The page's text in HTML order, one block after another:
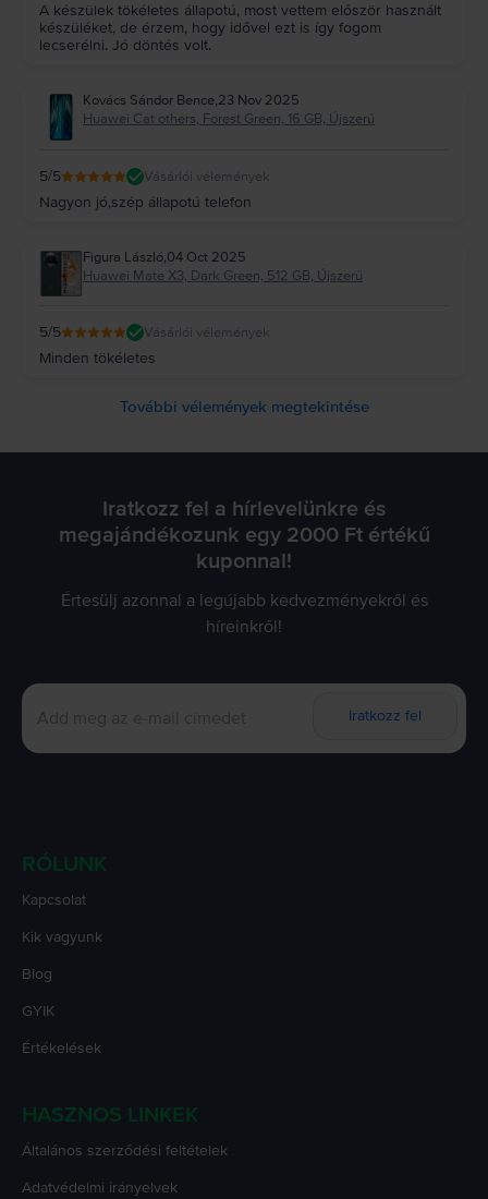
A készülek tökéletes állapotú, most vettem először használt
készüléket, de érzem, hogy idővel ezt is így fogom
lecserélni. Jó döntés volt.
Kovács Sándor Bence,23 Nov 2025
Huawei Cat others, Forest Green, 16 GB, Újszerű
5/5 Vásárlói vélemények
Nagyon jó,szép állapotú telefon
Figura László,04 Oct 2025
Huawei Mate X3, Dark Green, 512 GB, Újszerű
5/5 Vásárlói vélemények
Minden tökéletes
További vélemények megtekintése
Iratkozz fel a hírlevelünkre és
megajándékozunk egy 2000 Ft értékű
kuponnal!
Értesülj azonnal a legújabb kedvezményekről és
híreinkről!
Iratkozz fel
RÓLUNK
Kapcsolat
Kik vagyunk
Blog
GYIK
Értékelések
HASZNOS LINKEK
Általános szerződési feltételek
Adatvédelmi irányelvek